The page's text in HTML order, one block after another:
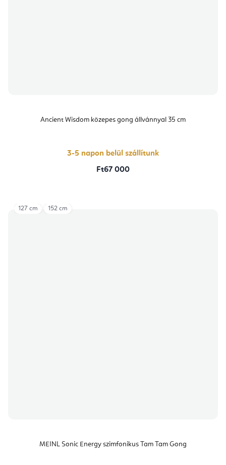
Ancient Wisdom közepes gong állvánnyal 35 cm
3-5 napon belül szállítunk
Ft67 000
MEINL Sonic Energy szimfonikus Tam Tam Gong
127 cm 152 cm